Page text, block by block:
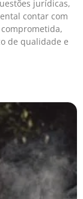
jurídicas,
contar com
de qualidade e